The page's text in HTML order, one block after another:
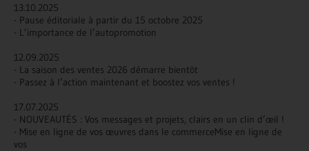
13.10.2025
- Pause éditoriale à partir du 15 octobre 2025
- L’importance de l’autopromotion
12.09.2025
- La saison des ventes 2026 démarre bientôt
- Passez à l’action maintenant et boostez vos ventes !
17.07.2025
- NOUVEAUTÉS : Vos messages et projets, clairs en un clin d’œil !
- Mise en ligne de vos œuvres dans le commerceMise en ligne de
vos